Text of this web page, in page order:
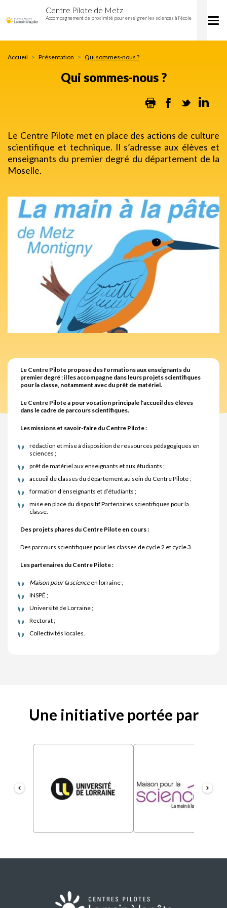
sommes-
nous
au
contenu
Centre Pilote de Metz
Accompagnement de proximité pour enseigner les sciences à l’école
Accueil Présentation Qui sommes-nous ?
Qui sommes-nous ?
Print Facebook
Twitter
Le Centre Pilote met en place des actions de culture
scientifique et technique. Il s’adresse aux élèves et
enseignants du premier degré du département de la
Moselle.
Le Centre Pilote propose des formations aux enseignants du
premier degré ; il les accompagne dans leurs projets scientifiques
pour la classe, notamment avec du prêt de matériel.
Le Centre Pilote a pour vocation principale l'accueil des élèves
dans le cadre de parcours scientifiques.
Les missions et savoir-faire du Centre Pilote :
rédaction et mise à disposition de ressources pédagogiques en
sciences ;
prêt de matériel aux enseignants et aux étudiants ;
accueil de classes du département au sein du Centre Pilote ;
formation d’enseignants et d’étudiants ;
mise en place du dispositif Partenaires scientifiques pour la
classe.
Des projets phares du Centre Pilote en cours :
Des parcours scientifiques pour les classes de cycle 2 et cycle 3.
Les partenaires du Centre Pilote :
Maison pour la scienceen lorraine ;
INSPÉ ;
Université de Lorraine ;
Rectorat ;
Collectivités locales.
Une initiative portée par